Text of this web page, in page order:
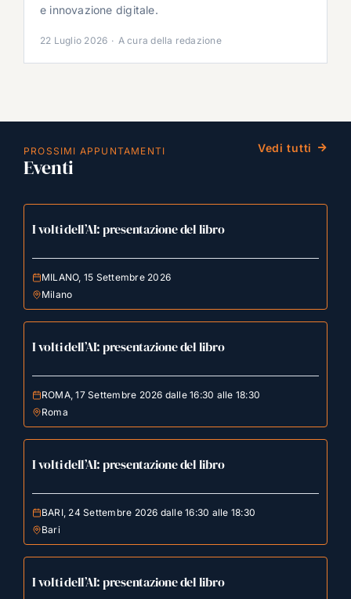
e innovazione digitale.
22 Luglio 2026 · A cura della redazione
PROSSIMI APPUNTAMENTI
Eventi
Vedi tutti
I volti dell’AI: presentazione del libro
MILANO, 15 Settembre 2026
Milano
I volti dell’AI: presentazione del libro
ROMA, 17 Settembre 2026 dalle 16:30 alle 18:30
Roma
I volti dell’AI: presentazione del libro
BARI, 24 Settembre 2026 dalle 16:30 alle 18:30
Bari
I volti dell’AI: presentazione del libro